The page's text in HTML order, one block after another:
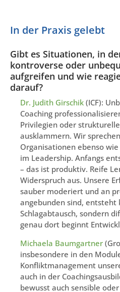
In der Praxis gelebt
Gibt es Situationen, in
kontroverse oder
aufgreifen und wie
darauf?
Dr. Judith Girschik (ICF):
Coaching
Privilegien oder
ausklammern. Wir
Organisationen ebenso
im Leadership. Anfangs
– das ist produktiv. Reife
Widerspruch aus. Unsere
sauber moderiert und an
angebunden sind, entsteht
Schlagabtausch, sondern
genau dort beginnt
Michaela Baumgartner
insbesondere in den
Konfliktmanagement
auch in der
bewusst auch sensible